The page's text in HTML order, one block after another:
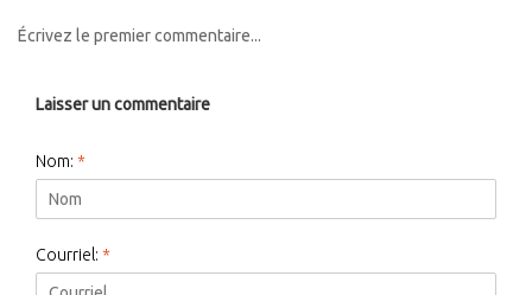
Écrivez le premier commentaire...
Laisser un commentaire
Nom: *
Courriel: *